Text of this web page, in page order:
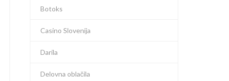
Botoks
Casino Slovenija
Darila
Delovna oblačila